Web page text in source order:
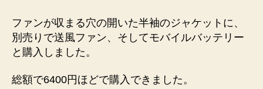
ファンが収まる穴の開いた半袖のジャケットに、
別売りで送風ファン、そしてモバイルバッテリー
と購入しました。
総額で6400円ほどで購入できました。